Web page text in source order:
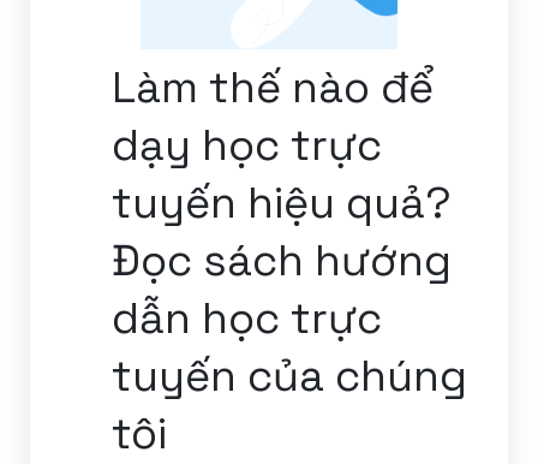
Làm thế nào để
dạy học trực
tuyến hiệu quả?
Đọc sách hướng
dẫn học trực
tuyến của chúng
tôi